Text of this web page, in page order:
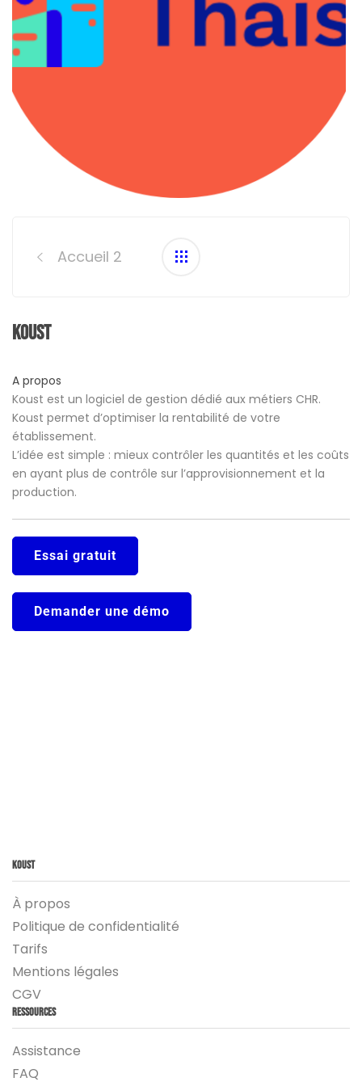
navigationAccueil 2
Koust
A propos
Koust est un logiciel de gestion dédié aux métiers CHR.
Koust permet d’optimiser la rentabilité de votre
établissement.
L’idée est simple : mieux contrôler les quantités et les coûts
en ayant plus de contrôle sur l’approvisionnement et la
production.
Essai gratuit
Demander une démo
Koust
À propos
Politique de confidentialité
Tarifs
Mentions légales
CGV
Ressources
Assistance
FAQ